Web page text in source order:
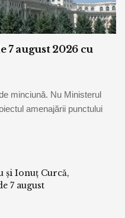
7 august 2026 cu
minciună. Nu Ministerul
amenajării punctului
și Ionuț Curcă,
7 august